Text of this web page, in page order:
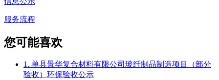
服务流程
您可能喜欢
1. 单县景华复合材料有限公司玻纤制品制造项目（部分
验收）环保验收公示